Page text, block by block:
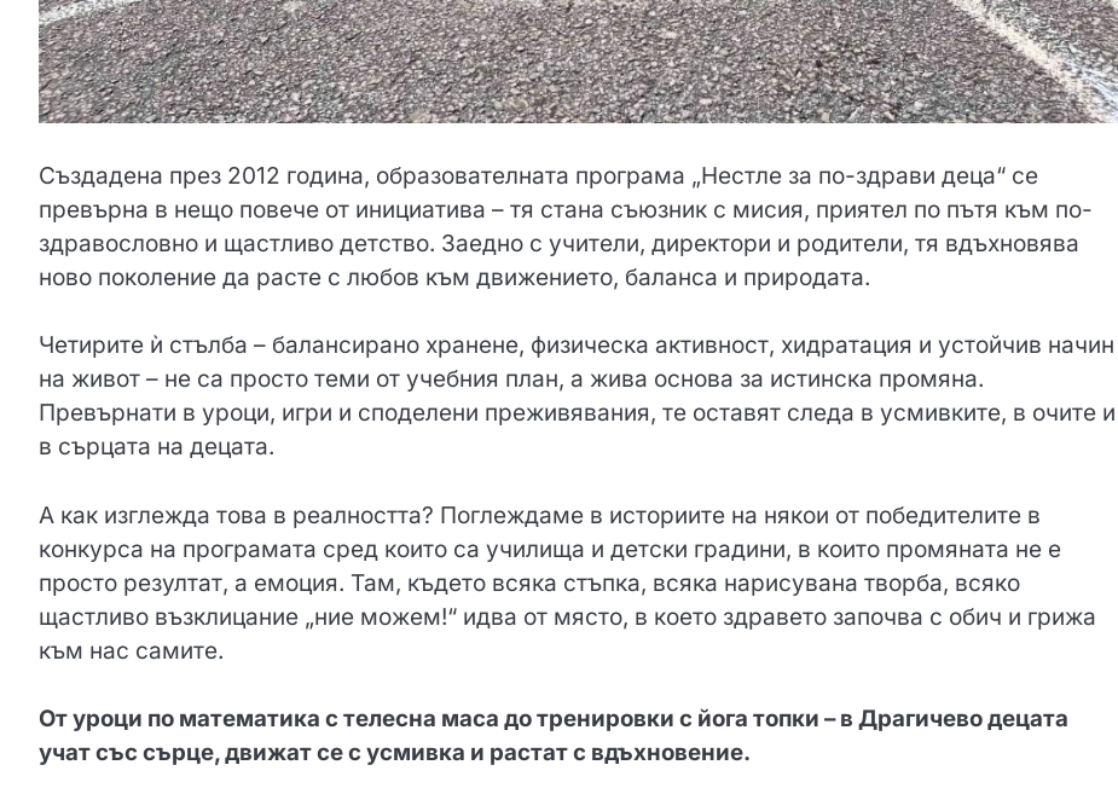
Създадена през 2012 година, образователната програма „Нестле за по-здрави деца“ се
превърна в нещо повече от инициатива – тя стана съюзник с мисия, приятел по пътя към по-
здравословно и щастливо детство. Заедно с учители, директори и родители, тя вдъхновява
ново поколение да расте с любов към движението, баланса и природата.
Четирите ѝ стълба – балансирано хранене, физическа активност, хидратация и устойчив начин
на живот – не са просто теми от учебния план, а жива основа за истинска промяна.
Превърнати в уроци, игри и споделени преживявания, те оставят следа в усмивките, в очите и
в сърцата на децата.
А как изглежда това в реалността? Поглеждаме в историите на някои от победителите в
конкурса на програмата сред които са училища и детски градини, в които промяната не е
просто резултат, а емоция. Там, където всяка стъпка, всяка нарисувана творба, всяко
щастливо възклицание „ние можем!“ идва от място, в което здравето започва с обич и грижа
към нас самите.
От уроци по математика с телесна маса до тренировки с йога топки – в Драгичево децата
учат със сърце, движат се с усмивка и растат с вдъхновение.